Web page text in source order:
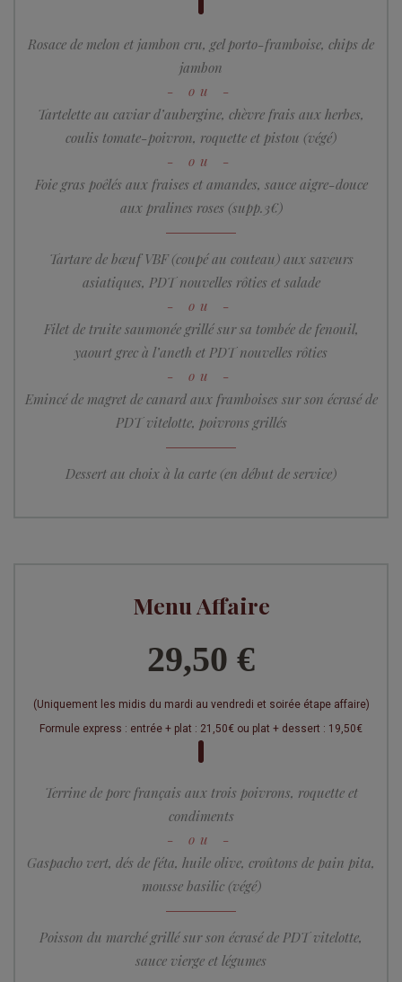
Rosace de melon et jambon cru, gel porto-framboise, chips de
jambon
Tartelette au caviar d’aubergine, chèvre frais aux herbes,
coulis tomate-poivron, roquette et pistou (végé)
Foie gras poêlés aux fraises et amandes, sauce aigre-douce
aux pralines roses (supp.3€)
Tartare de bœuf VBF (coupé au couteau) aux saveurs
asiatiques, PDT nouvelles rôties et salade
Filet de truite saumonée grillé sur sa tombée de fenouil,
yaourt grec à l’aneth et PDT nouvelles rôties
Emincé de magret de canard aux framboises sur son écrasé de
PDT vitelotte, poivrons grillés
Dessert au choix à la carte (en début de service)
Menu Affaire
29,50 €
(Uniquement les midis du mardi au vendredi et soirée étape affaire)
Formule express : entrée + plat : 21,50€ ou plat + dessert : 19,50€
Terrine de porc français aux trois poivrons, roquette et
condiments
Gaspacho vert, dés de féta, huile olive, croûtons de pain pita,
mousse basilic (végé)
Poisson du marché grillé sur son écrasé de PDT vitelotte,
sauce vierge et légumes